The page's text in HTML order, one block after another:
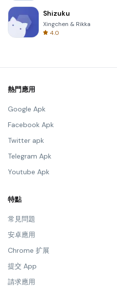
Shizuku
Xingchen & Rikka
4.0
熱門應用
Google Apk
Facebook Apk
Twitter apk
Telegram Apk
Youtube Apk
特點
常見問題
安卓應用
Chrome 扩展
提交 App
請求應用